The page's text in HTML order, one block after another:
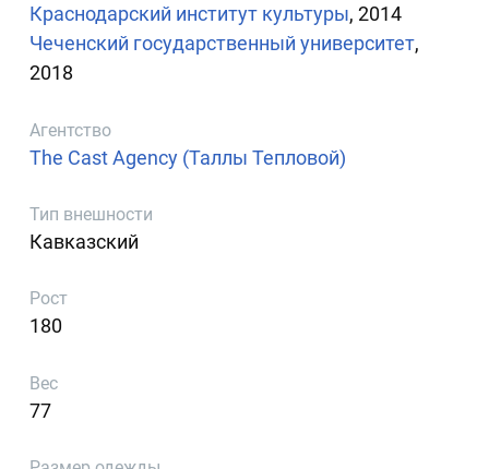
Краснодарский институт культуры, 2014
Чеченский государственный университет,
2018
Агентство
The Cast Agency (Таллы Тепловой)
Тип внешности
Кавказский
Рост
180
Вес
77